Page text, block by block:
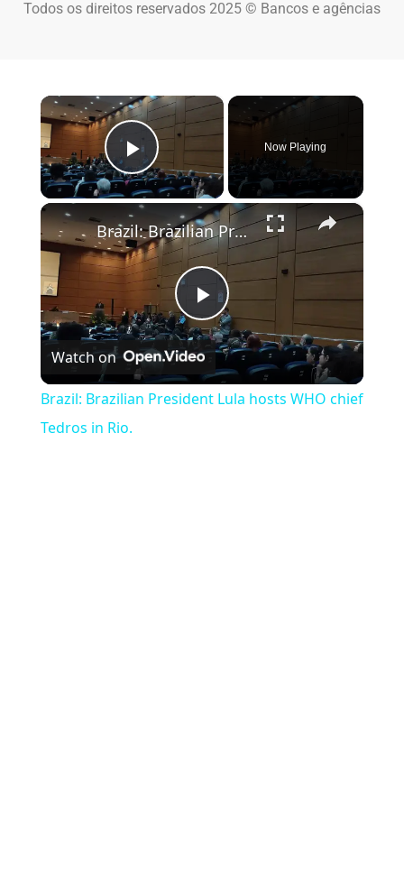
Todos os direitos reservados 2025 © Bancos e agências
×
Play Video
Now Playing
×
Play Video
Brazil: Brazilian President Lula hosts WHO chief Tedros in Rio.
Watch on
Brazil: Brazilian President Lula hosts WHO chief
Tedros in Rio.